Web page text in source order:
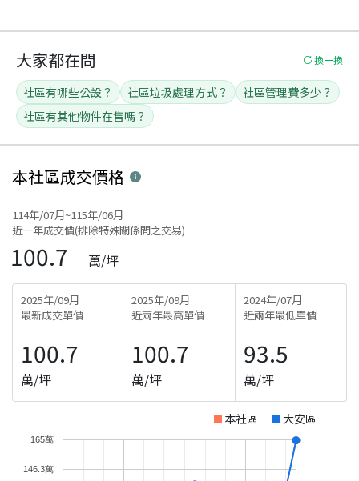
大家都在問 換一換
社區有哪些公設？ 社區垃圾處理方式？
社區管理費多少？
社區有其他物件在售嗎？
本社區成交價格
114年/07月~115年/06月
近一年成交價(排除特殊關係間之交易)
100.7 萬/坪
2025年/09月
最新成交單價
100.7
萬/坪
2025年/09月
近兩年最高單價
100.7
萬/坪
2024年/07月
近兩年最低單價
93.5
萬/坪
本社區 大安區
146.3萬
165萬